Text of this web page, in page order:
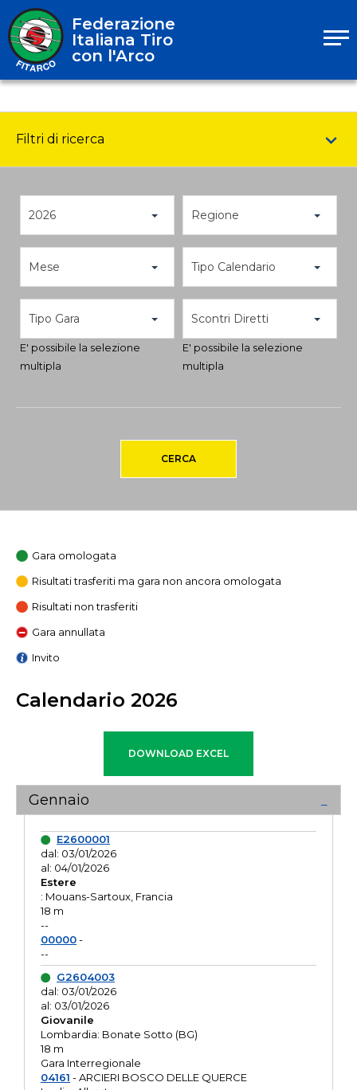
Federazione
Italiana Tiro
con l'Arco
Filtri di ricerca
2026 Regione
Mese Tipo Calendario
Tipo Gara
E' possibile la selezione
multipla
Scontri Diretti
E' possibile la selezione
multipla
CERCA
Gara omologata
Risultati trasferiti ma gara non ancora omologata
Risultati non trasferiti
Gara annullata
Invito
Calendario 2026
Gennaio
E2600001
dal: 03/01/2026
al: 04/01/2026
Estere
: Mouans-Sartoux, Francia
18 m
--
00000-
--
G2604003
dal: 03/01/2026
al: 03/01/2026
Giovanile
Lombardia: Bonate Sotto (BG)
18 m
Gara Interregionale
04161 - ARCIERI BOSCO DELLE QUERCE